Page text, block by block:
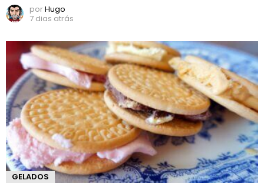
porHugo
7 dias atrás
GELADOS